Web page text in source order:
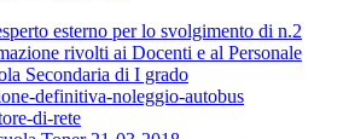
esterno per lo svolgimento di n.2
rivolti ai Docenti e al Personale
Secondaria di I grado
definitiva-noleggio-autobus
di-rete